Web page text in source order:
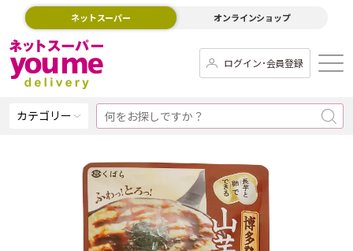
ネットスーパー オンラインショップ
ログイン･会員登録
カテゴリー